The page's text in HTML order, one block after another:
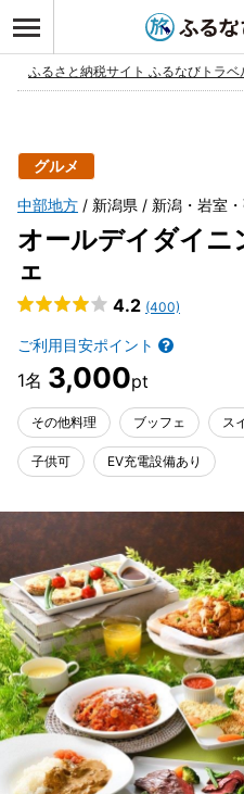
お気に入り
ふるさと納税サイト ふるなびトラベ
グルメ
中部地方 新潟県 新潟・岩室
オールデイダイニ
ェ
4.2 (400)
ご利用目安ポイント
3,000
その他料理 ブッフェ ス
子供可 EV充電設備あり